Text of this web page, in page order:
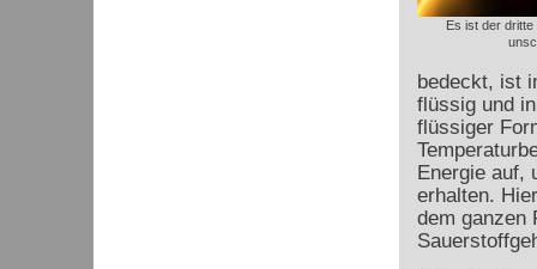
Es ist der
bedeckt, ist
flüssig und
flüssiger
Energie auf,
erhalten.
dem ganzen